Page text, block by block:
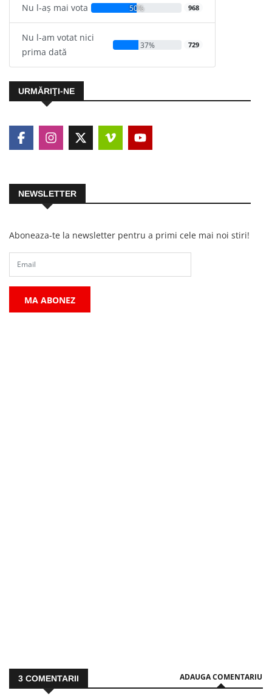
Nu l-aș mai vota 50% 968
Nu l-am votat nici
prima dată
37% 729
URMĂRIŢI-NE
NEWSLETTER
Aboneaza-te la newsletter pentru a primi cele mai noi stiri!
MA ABONEZ
3 COMENTARII ADAUGA COMENTARIU